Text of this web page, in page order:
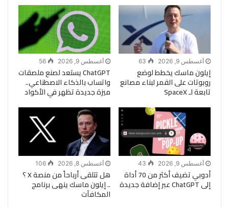
أغسطس 9, 2026 63
إيلون ماسك يخطط لوضع
روبوتات على القمر لبناء مصانع
تابعة لـ SpaceX
أغسطس 9, 2026 56
ChatGPT يستعد لصنع ملصقات
واتساب بالذكاء الاصطناعي..
ميزة جديدة تظهر في الأكواد
أغسطس 9, 2026 43
أدوبي تضيف أكثر من 70 أداة
إلى ChatGPT عبر إضافة جديدة
أغسطس 8, 2026 106
هل تتلقى أرباحاً من منصة X ؟
.. إيلون ماسك ينهى برنامج
المكافآت